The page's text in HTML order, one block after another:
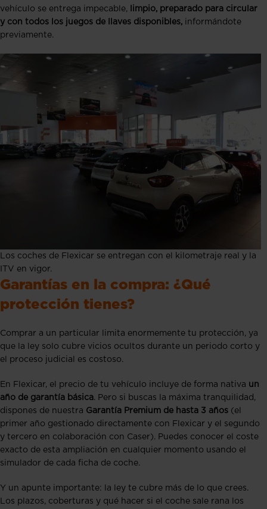
vehículo se entrega impecable,
limpio, preparado para circular
y con todos los juegos de llaves disponibles, informándote
previamente.
Los coches de Flexicar se entregan con el kilometraje real y la
ITV en vigor.
Garantías en la compra: ¿Qué
protección tienes?
Comprar a un particular limita enormemente tu protección, ya
que la ley solo cubre vicios ocultos durante un periodo corto y
el proceso judicial es costoso.
En Flexicar, el precio de tu vehículo incluye de forma nativa un
año de garantía básica. Pero si buscas la máxima tranquilidad,
dispones de nuestra Garantía Premium de hasta 3 años (el
primer año gestionado directamente con Flexicar y el segundo
y tercero en colaboración con Caser). Puedes conocer el coste
exacto de esta ampliación en cualquier momento usando el
simulador de cada ficha de coche.
Y un apunte importante: la ley te cubre más de lo que crees.
Los plazos, coberturas y qué hacer si el coche sale rana los